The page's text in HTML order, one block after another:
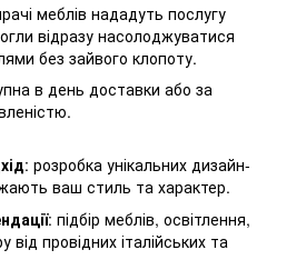
меблів нададуть послугу
відразу насолоджуватися
без зайвого клопоту.
в день доставки або за
: розробка унікальних дизайн-
ваш стиль та характер.
: підбір меблів, освітлення,
від провідних італійських та